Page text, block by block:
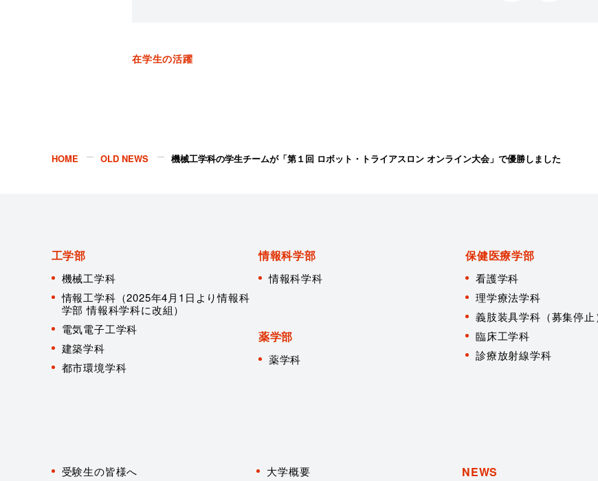
在学生の活躍
HOME OLD NEWS 機械工学科の学生チームが「第１回 ロボット・トライアスロン オンライン大会」で優勝しました
工学部
機械工学科
情報工学科（2025年4月1日より情報科
学部 情報科学科に改組）
電気電子工学科
建築学科
都市環境学科
情報科学部
情報科学科
薬学部
薬学科
保健医療学部
看護学科
理学療法学科
義肢装具学科（募集停止
臨床工学科
診療放射線学科
大学概要
者 受験生の皆様へ
NEWS